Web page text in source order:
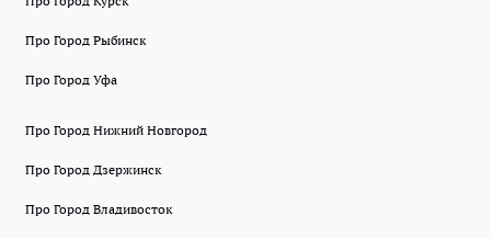
Про Город Рыбинск
Про Город Уфа
Про Город Нижний Новгород
Про Город Дзержинск
Про Город Владивосток